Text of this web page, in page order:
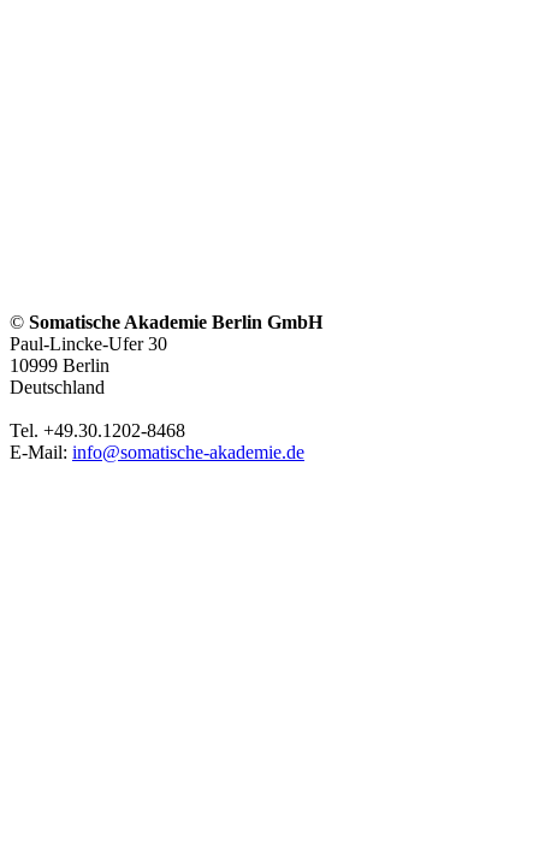
© Somatische Akademie Berlin GmbH
Paul-Lincke-Ufer 30
10999 Berlin
Deutschland
Tel. +49.30.1202-8468
E-Mail: info@somatische-akademie.de